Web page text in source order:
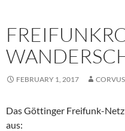
FEBRUARY 1, 2017 CORVUS
Das Göttinger Freifunk-
aus: